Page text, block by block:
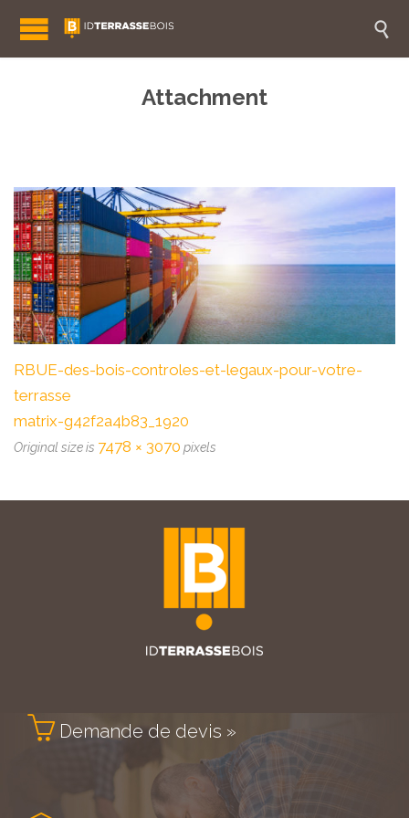

Attachment
RBUE-des-bois-controles-et-legaux-pour-votre-
terrasse
matrix-g42f2a4b83_1920
Original size is 7478 × 3070 pixels
 Demande de devis »